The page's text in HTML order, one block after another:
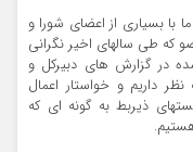
با بسیاری از اعضای شورا و
که طی سالهای اخیر نگرانی
در گزارش های دبیرکل و
داریم و خواستار اعمال
ذیربط به گونه ای که